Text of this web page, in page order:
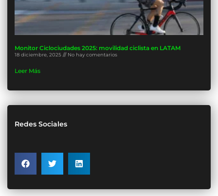
Monitor Ciclociudades 2025: movilidad ciclista en LATAM
18 diciembre, 2025 No hay comentarios
Leer Más
Redes Sociales